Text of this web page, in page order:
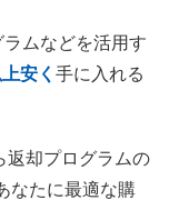
ムなどを活用す
安く 手に入れる
返却プログラムの
なたに最適な購